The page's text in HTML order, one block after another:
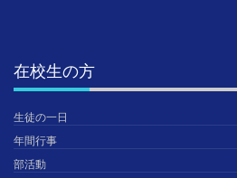
在校生の方
生徒の一日
年間行事
部活動